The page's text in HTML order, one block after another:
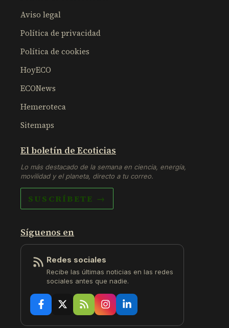
Aviso legal
Política de privacidad
Política de cookies
HoyECO
ECONews
Hemeroteca
Sitemaps
El boletín de Ecoticias
Lo más destacado de la semana en ciencia, energía,
movilidad y el planeta, directo a tu correo.
SUSCRÍBETE →
Síguenos en
Redes sociales
Recibe las últimas noticias en las redes
sociales antes que nadie.